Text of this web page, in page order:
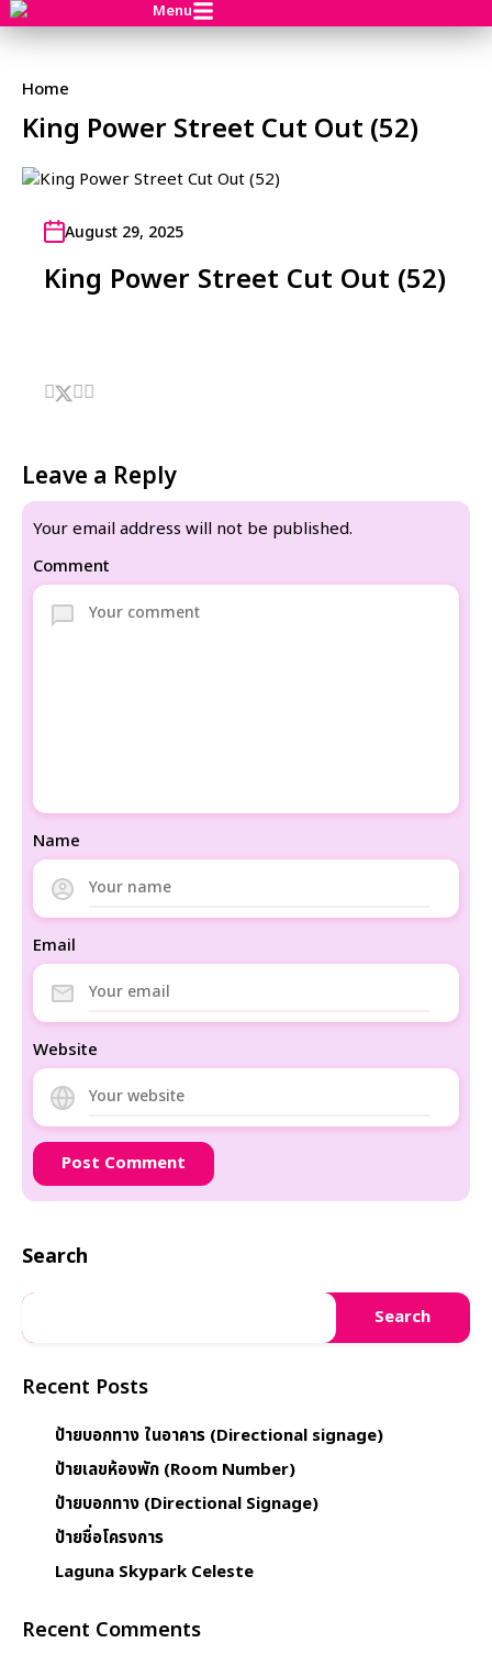
Menu
Home
King Power Street Cut Out (52)
August 29, 2025
King Power Street Cut Out (52)
Leave a Reply
Your email address will not be published.
Comment
Name
Email
Website
Search
Search
Recent Posts
ป้ายบอกทาง ในอาคาร (Directional signage)
ป้ายเลขห้องพัก (Room Number)
ป้ายบอกทาง (Directional Signage)
ป้ายชื่อโครงการ
Laguna Skypark Celeste
Recent Comments